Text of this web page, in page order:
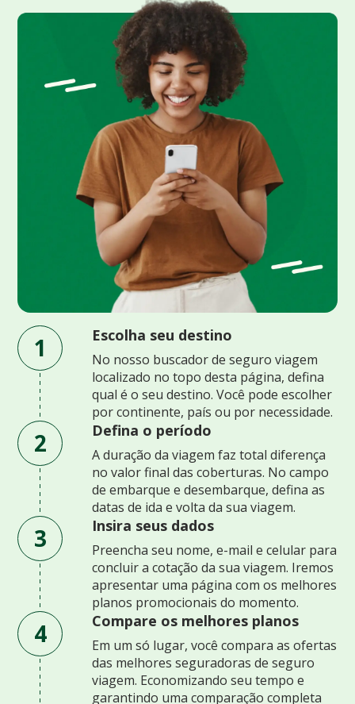
1 Escolha seu destino
No nosso buscador de seguro viagem
localizado no topo desta página, defina
qual é o seu destino. Você pode escolher
por continente, país ou por necessidade.
2 Defina o período
A duração da viagem faz total diferença
no valor final das coberturas. No campo
de embarque e desembarque, defina as
datas de ida e volta da sua viagem.
3 Insira seus dados
Preencha seu nome, e-mail e celular para
concluir a cotação da sua viagem. Iremos
apresentar uma página com os melhores
planos promocionais do momento.
4 Compare os melhores planos
Em um só lugar, você compara as ofertas
das melhores seguradoras de seguro
viagem. Economizando seu tempo e
garantindo uma comparação completa